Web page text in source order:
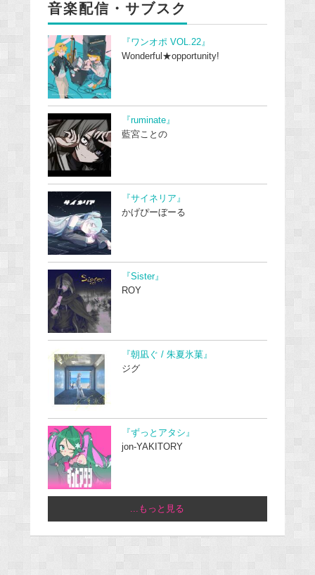
音楽配信・サブスク
『ワンオポ VOL.22』
Wonderful★opportunity!
『ruminate』
藍宮ことの
『サイネリア』
かげぴーぼーる
『Sister』
ROY
『朝凪ぐ / 朱夏氷菓』
ジグ
『ずっとアタシ』
jon-YAKITORY
...もっと見る